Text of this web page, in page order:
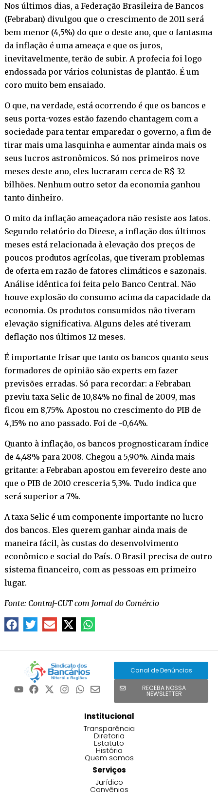
Nos últimos dias, a Federação Brasileira de Bancos
(Febraban) divulgou que o crescimento de 2011 será
bem menor (4,5%) do que o deste ano, que o fantasma
da inflação é uma ameaça e que os juros,
inevitavelmente, terão de subir. A profecia foi logo
endossada por vários colunistas de plantão. É um
coro muito bem ensaiado.
O que, na verdade, está ocorrendo é que os bancos e
seus porta-vozes estão fazendo chantagem com a
sociedade para tentar emparedar o governo, a fim de
tirar mais uma lasquinha e aumentar ainda mais os
seus lucros astronômicos. Só nos primeiros nove
meses deste ano, eles lucraram cerca de R$ 32
bilhões. Nenhum outro setor da economia ganhou
tanto dinheiro.
O mito da inflação ameaçadora não resiste aos fatos.
Segundo relatório do Dieese, a inflação dos últimos
meses está relacionada à elevação dos preços de
poucos produtos agrícolas, que tiveram problemas
de oferta em razão de fatores climáticos e sazonais.
Análise idêntica foi feita pelo Banco Central. Não
houve explosão do consumo acima da capacidade da
economia. Os produtos consumidos não tiveram
elevação significativa. Alguns deles até tiveram
deflação nos últimos 12 meses.
É importante frisar que tanto os bancos quanto seus
formadores de opinião são experts em fazer
previsões erradas. Só para recordar: a Febraban
previu taxa Selic de 10,84% no final de 2009, mas
ficou em 8,75%. Apostou no crescimento do PIB de
4,15% no ano passado. Foi de -0,64%.
Quanto à inflação, os bancos prognosticaram índice
de 4,48% para 2008. Chegou a 5,90%. Ainda mais
gritante: a Febraban apostou em fevereiro deste ano
que o PIB de 2010 cresceria 5,3%. Tudo indica que
será superior a 7%.
A taxa Selic é um componente importante no lucro
dos bancos. Eles querem ganhar ainda mais de
maneira fácil, às custas do desenvolvimento
econômico e social do País. O Brasil precisa de outro
sistema financeiro, com as pessoas em primeiro
lugar.
Fonte: Contraf-CUT com Jornal do Comércio
Canal de Denúncias
RECEBA NOSSA
NEWSLETTER
Institucional
Transparência
Diretoria
Estatuto
História
Quem somos
Serviços
Jurídico
Convênios